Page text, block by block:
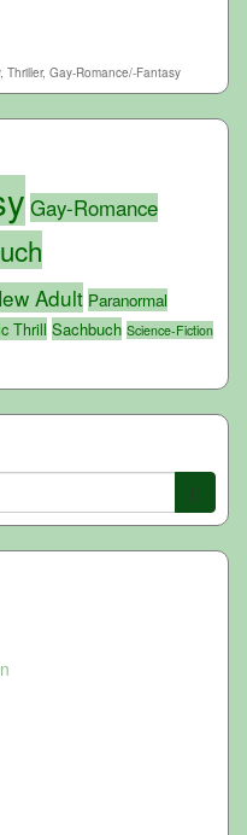
Gay-Romance/-Fantasy
Gay-Romance
Adult Paranormal
Thrill Sachbuch Science-Fiction